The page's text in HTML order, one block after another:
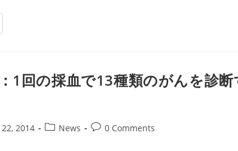
1回の採血で13種類のがんを診
2014
PostNews
Post0 Comments